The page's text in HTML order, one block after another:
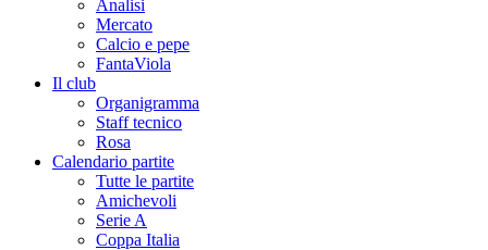
Analisi
Mercato
Calcio e pepe
FantaViola
Il club
Organigramma
Staff tecnico
Rosa
Calendario partite
Tutte le partite
Amichevoli
Serie A
Coppa Italia